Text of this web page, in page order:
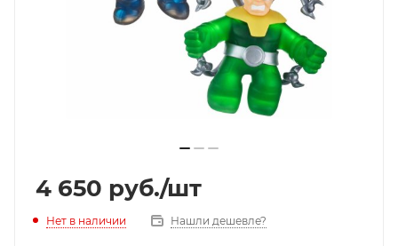
4 650 руб./шт
Нет в наличии Нашли дешевле?